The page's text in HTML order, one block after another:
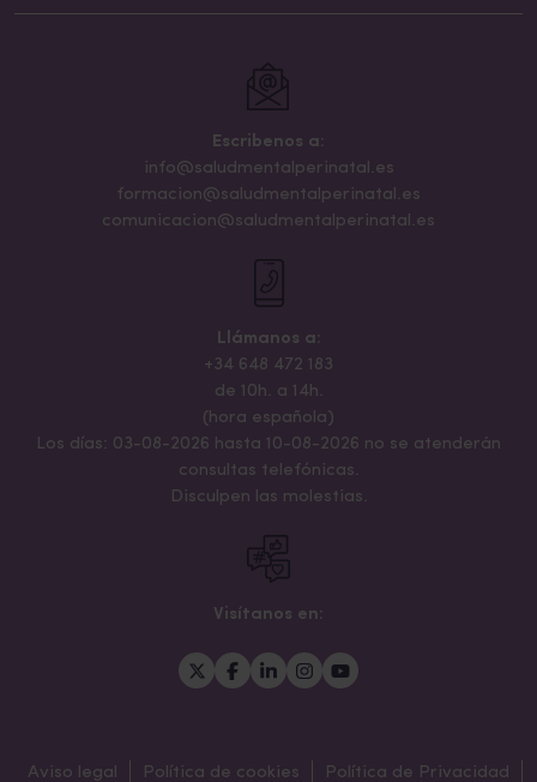
Escribenos a:
info@saludmentalperinatal.es
formacion@saludmentalperinatal.es
comunicacion@saludmentalperinatal.es
Llámanos a:
+34 648 472 183
de 10h. a 14h.
(hora española)
Los días: 03-08-2026 hasta 10-08-2026 no se atenderán
consultas telefónicas.
Disculpen las molestias.
Visítanos en:
Aviso legal Política de cookies Política de Privacidad